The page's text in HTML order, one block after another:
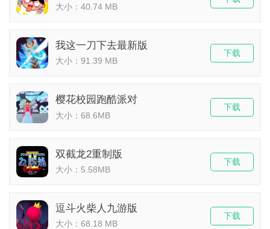
大小：40.74 MB
我这一刀下去最新版
大小：91.39 MB
下载
樱花校园跑酷派对
大小：68.6MB
下载
双截龙2重制版
大小：5.58MB
下载
逗斗火柴人九游版
大小：68.18 MB
下载